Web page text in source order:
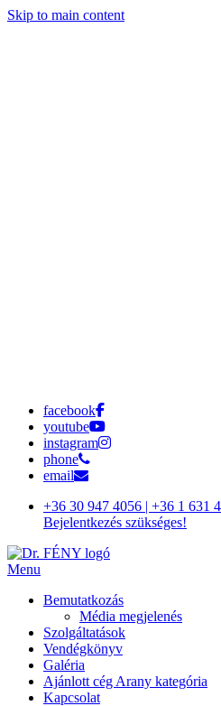
Skip to main content
facebook
youtube
instagram
phone
email
+36 30 947 4056 | +36 1 631
Bejelentkezés szükséges!
Menu
Bemutatkozás
Média megjelenés
Szolgáltatások
Vendégkönyv
Galéria
Ajánlott cég Arany kategória
Kapcsolat